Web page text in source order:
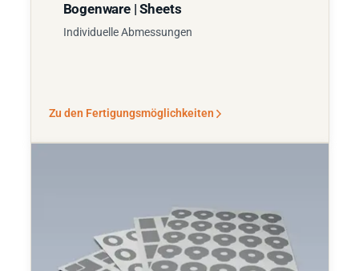
Bogenware | Sheets
Individuelle Abmessungen
Zu den Fertigungsmöglichkeiten